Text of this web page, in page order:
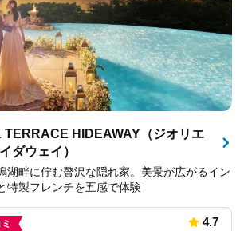
TERRACE HIDEAWAY（ジオリエ
ダウェイ）
湖畔に佇む贅沢な隠れ家。美景が広がるイン
特製フレンチを五感で体験
4.7